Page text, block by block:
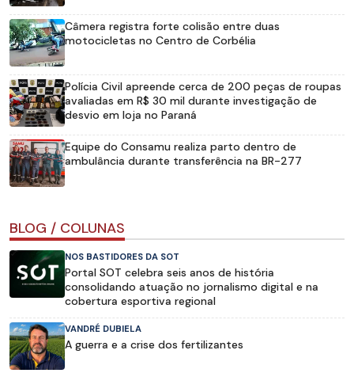
Câmera registra forte colisão entre duas
motocicletas no Centro de Corbélia
Polícia Civil apreende cerca de 200 peças de roupas
avaliadas em R$ 30 mil durante investigação de
desvio em loja no Paraná
Equipe do Consamu realiza parto dentro de
ambulância durante transferência na BR-277
BLOG / COLUNAS
NOS BASTIDORES DA SOT
Portal SOT celebra seis anos de história
consolidando atuação no jornalismo digital e na
cobertura esportiva regional
VANDRÉ DUBIELA
A guerra e a crise dos fertilizantes